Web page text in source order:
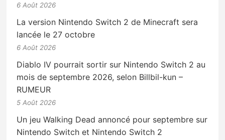
6 Août 2026
La version Nintendo Switch 2 de Minecraft sera
lancée le 27 octobre
6 Août 2026
Diablo IV pourrait sortir sur Nintendo Switch 2 au
mois de septembre 2026, selon Billbil-kun –
RUMEUR
5 Août 2026
Un jeu Walking Dead annoncé pour septembre sur
Nintendo Switch et Nintendo Switch 2